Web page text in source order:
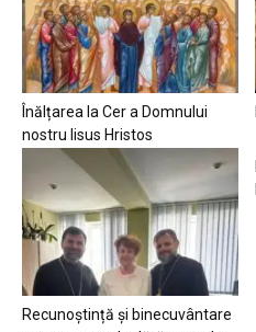
Înălțarea la Cer a Domnului
nostru Iisus Hristos
Recunoștință și binecuvântare